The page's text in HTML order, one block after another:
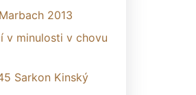
2013
v minulosti v chovu
Sarkon Kinský